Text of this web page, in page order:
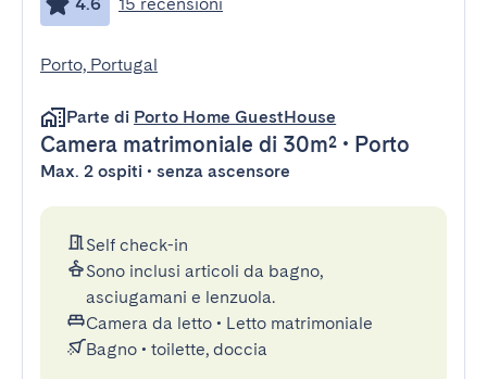
Porto, Portugal
Parte di Porto Home GuestHouse
Camera matrimoniale di 30m² • Porto
Max. 2 ospiti • senza ascensore
Self check-in
Sono inclusi articoli da bagno,
asciugamani e lenzuola.
Camera da letto • Letto matrimoniale
Bagno • toilette, doccia